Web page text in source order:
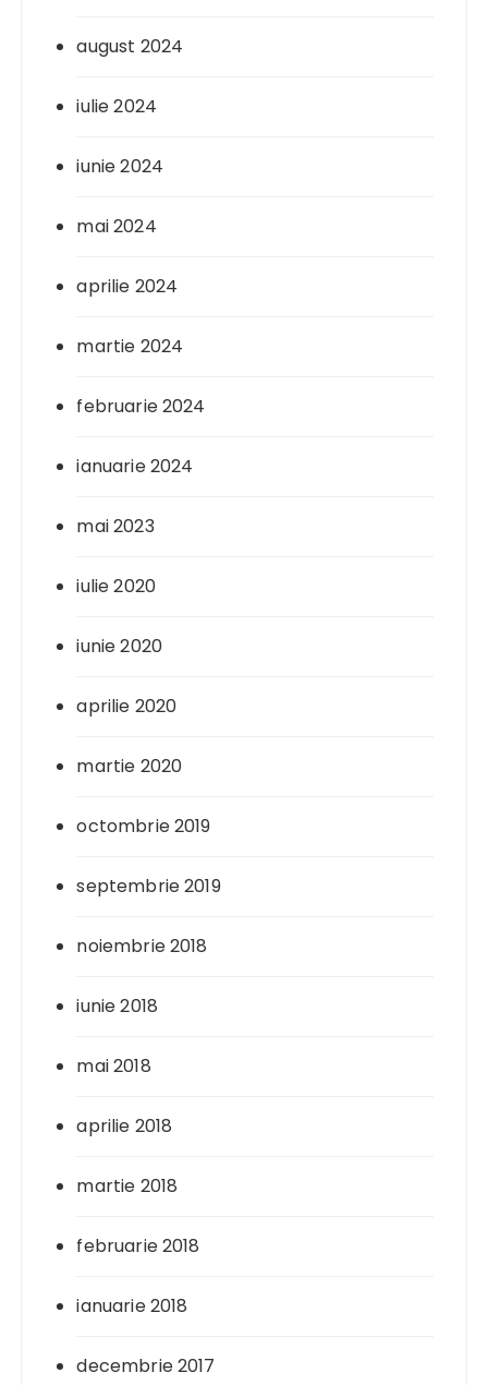
august 2024
iulie 2024
iunie 2024
mai 2024
aprilie 2024
martie 2024
februarie 2024
ianuarie 2024
mai 2023
iulie 2020
iunie 2020
aprilie 2020
martie 2020
octombrie 2019
septembrie 2019
noiembrie 2018
iunie 2018
mai 2018
aprilie 2018
martie 2018
februarie 2018
ianuarie 2018
decembrie 2017